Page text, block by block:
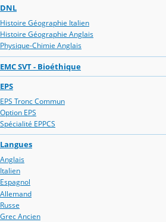
DNL
Histoire Géographie Italien
Histoire Géographie Anglais
Physique-Chimie Anglais
EMC SVT - Bioéthique
EPS
EPS Tronc Commun
Option EPS
Spécialité EPPCS
Langues
Anglais
Italien
Espagnol
Allemand
Russe
Grec Ancien